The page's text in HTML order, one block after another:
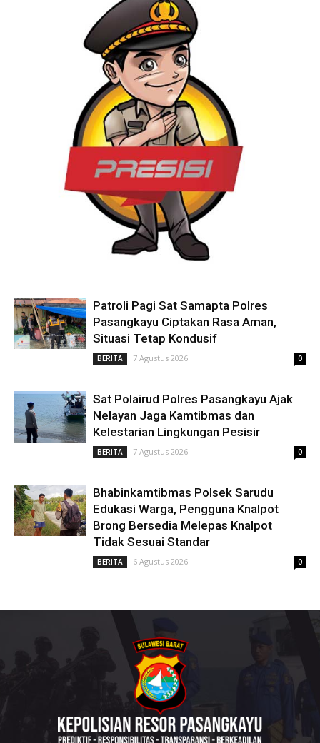
Patroli Pagi Sat Samapta Polres
Pasangkayu Ciptakan Rasa Aman,
Situasi Tetap Kondusif
BERITA 7 Agustus 2026 0
Sat Polairud Polres Pasangkayu Ajak
Nelayan Jaga Kamtibmas dan
Kelestarian Lingkungan Pesisir
BERITA 7 Agustus 2026 0
Bhabinkamtibmas Polsek Sarudu
Edukasi Warga, Pengguna Knalpot
Brong Bersedia Melepas Knalpot
Tidak Sesuai Standar
BERITA 6 Agustus 2026 0